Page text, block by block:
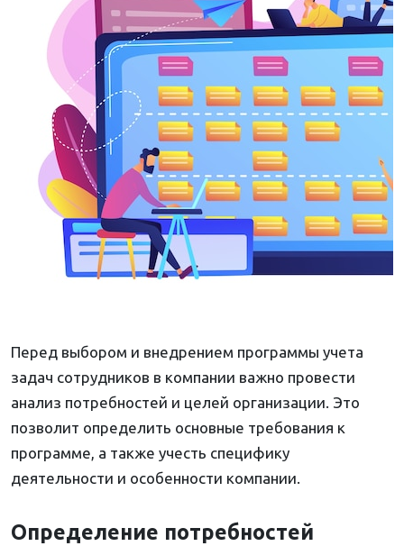
Перед выбором и внедрением программы учета
задач сотрудников в компании важно провести
анализ потребностей и целей организации. Это
позволит определить основные требования к
программе, а также учесть специфику
деятельности и особенности компании.
Определение потребностей